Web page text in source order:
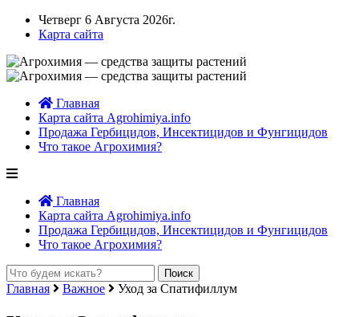
Четверг 6 Августа 2026г.
Карта сайта
Главная
Карта сайта Agrohimiya.info
Продажа Гербицидов, Инсектицидов и Фунгицидов
Что такое Агрохимия?
Главная
Карта сайта Agrohimiya.info
Продажа Гербицидов, Инсектицидов и Фунгицидов
Что такое Агрохимия?
Главная Важное Уход за Cпатифиллум